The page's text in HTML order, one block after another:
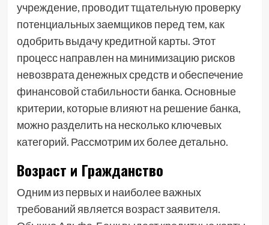
учреждение, проводит тщательную проверку
потенциальных заемщиков перед тем, как
одобрить выдачу кредитной карты. Этот
процесс направлен на минимизацию рисков
невозврата денежных средств и обеспечение
финансовой стабильности банка. Основные
критерии, которые влияют на решение банка,
можно разделить на несколько ключевых
категорий. Рассмотрим их более детально.
Возраст и Гражданство
Одним из первых и наиболее важных
требований является возраст заявителя.